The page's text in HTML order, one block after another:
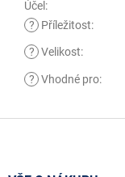
Účel :
? Příležitost:
? Velikost:
? Vhodné pro: